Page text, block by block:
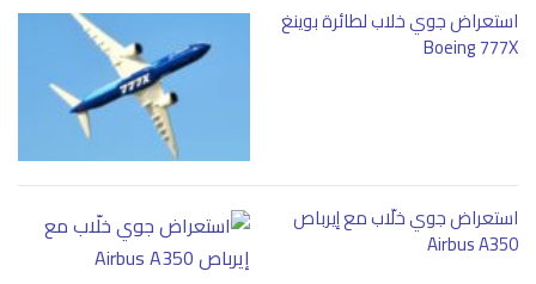
استعراض جوي خلاب لطائرة بوينغ
Boeing 777X
استعراض جوي خلّاب مع إيرباص
Airbus A350